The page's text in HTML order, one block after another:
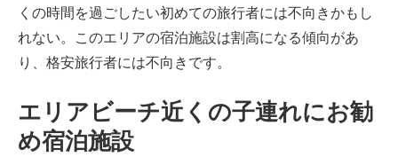
くの時間を過ごしたい初めての旅行者には不向きかもし
れない。このエリアの宿泊施設は割高になる傾向があ
り、格安旅行者には不向きです。
エリアビーチ近くの子連れにお勧
め宿泊施設